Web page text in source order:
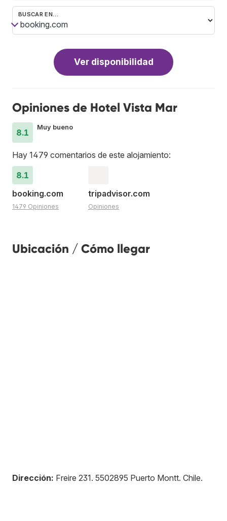
BUSCAR EN…
Ver disponibilidad
Opiniones de Hotel Vista Mar
8.1
Muy bueno
Hay 1479 comentarios de este alojamiento:
8.1
booking.com
1479 Opiniones
tripadvisor.com
Opiniones
Ubicación / Cómo llegar
Dirección: Freire 231. 5502895 Puerto Montt. Chile.